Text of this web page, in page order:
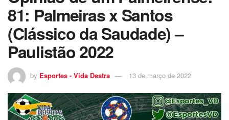
81: Palmeiras x Santos
(Clássico da Saudade) –
Paulistão 2022
by Esportes - Vida Destra 13 de março de 2022